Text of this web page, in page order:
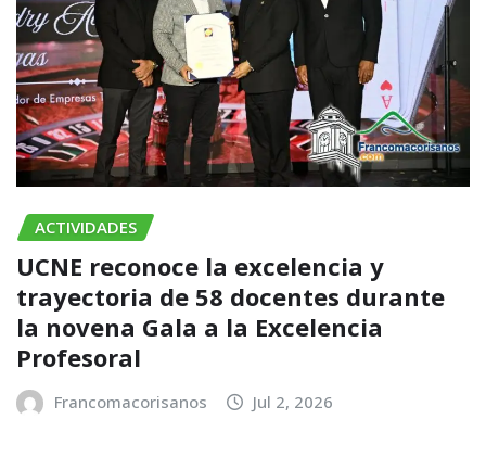
ACTIVIDADES
UCNE reconoce la excelencia y
trayectoria de 58 docentes durante
la novena Gala a la Excelencia
Profesoral
Francomacorisanos Jul 2, 2026